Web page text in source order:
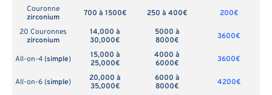
Couronne
zirconium
700 à 1500€ 250 à 400€
200€
20 Couronnes
zirconium
14,000 à
30,000€
5000 à
8000€
3600€
All-on-4 (simple)
15,000 à
25,000€
4000 à
6000€
3600€
All-on-6 (simple)
20,000 à
35,000€
6000 à
8000€
4200€